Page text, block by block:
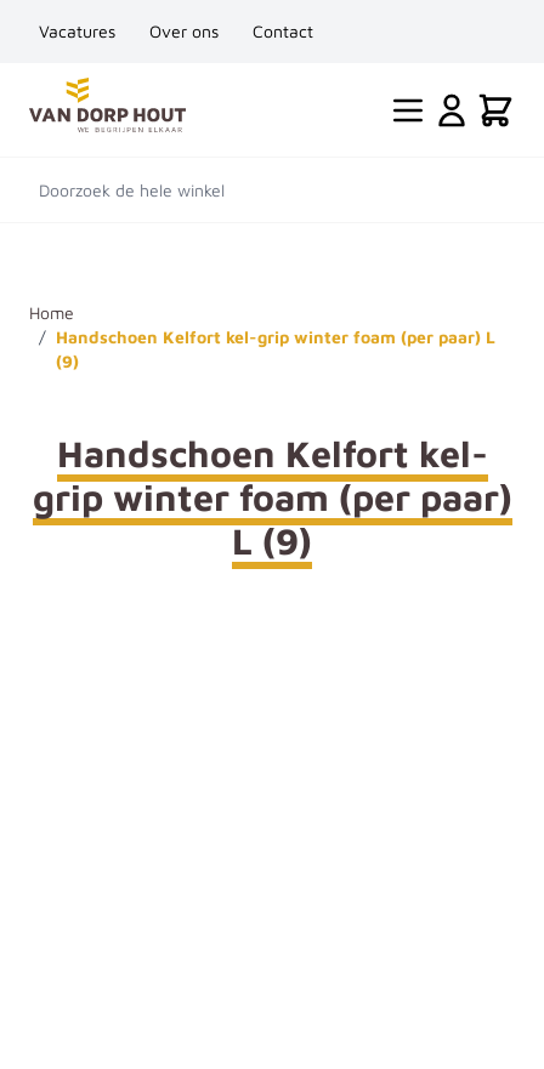
Vacatures Over ons Contact
Ga naar de inhoud
Cart
Doorzoek de hele winkel
Home
/ Handschoen Kelfort kel-grip winter foam (per paar) L
(9)
Handschoen Kelfort kel-
grip winter foam (per paar)
L (9)